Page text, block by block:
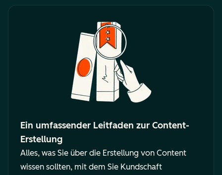
Ein umfassender Leitfaden zur Content-
Erstellung
Alles, was Sie über die Erstellung von Content
wissen sollten, mit dem Sie Kundschaft